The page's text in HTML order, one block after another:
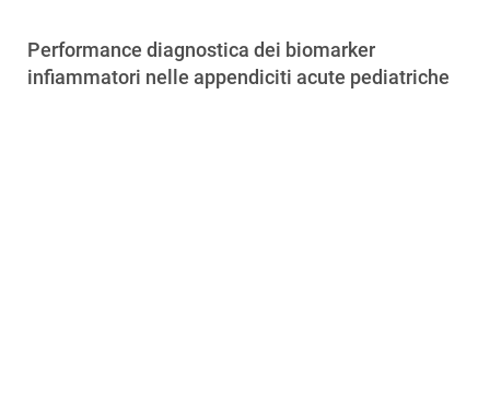
Performance diagnostica dei biomarker
infiammatori nelle appendiciti acute pediatriche